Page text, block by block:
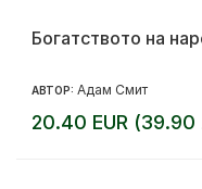
Богатството на
АВТОР: Адам Смит
20.40 EUR (39.90